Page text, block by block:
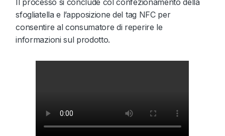
Il processo si conclude col confezionamento della
sfogliatella e l’apposizione del tag NFC per
consentire al consumatore di reperire le
informazioni sul prodotto.